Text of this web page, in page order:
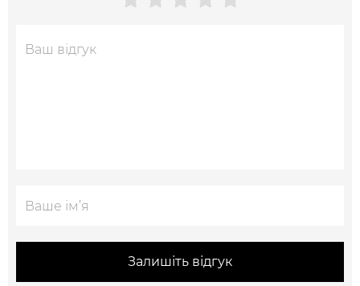
Залишіть відгук